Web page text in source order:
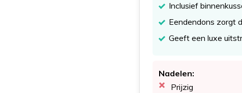
Inclusief
Eendendons zorgt
Geeft een luxe
Nadelen:
Prijzig